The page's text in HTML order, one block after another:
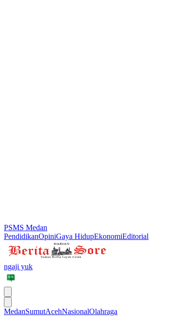
PSMS Medan
PendidikanOpiniGaya HidupEkonomiEditorial
ngaji yuk
MedanSumutAcehNasionalOlahraga